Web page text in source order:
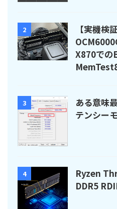
2
【実機検
X870での
3
ある意味
テンシー
4
Ryzen
DDR5